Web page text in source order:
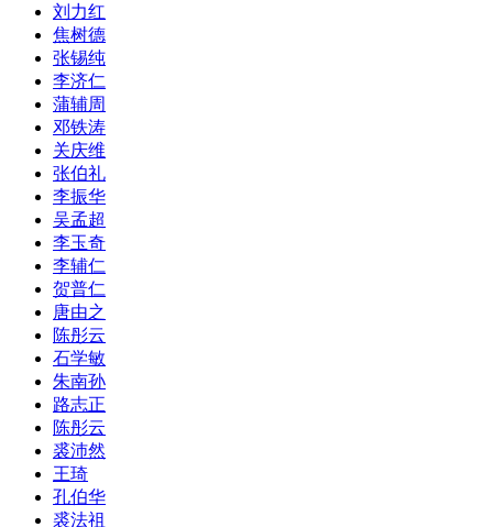
刘力红
焦树德
张锡纯
李济仁
蒲辅周
邓铁涛
关庆维
张伯礼
李振华
吴孟超
李玉奇
李辅仁
贺普仁
唐由之
陈彤云
石学敏
朱南孙
路志正
陈彤云
裘沛然
王琦
孔伯华
裘法祖